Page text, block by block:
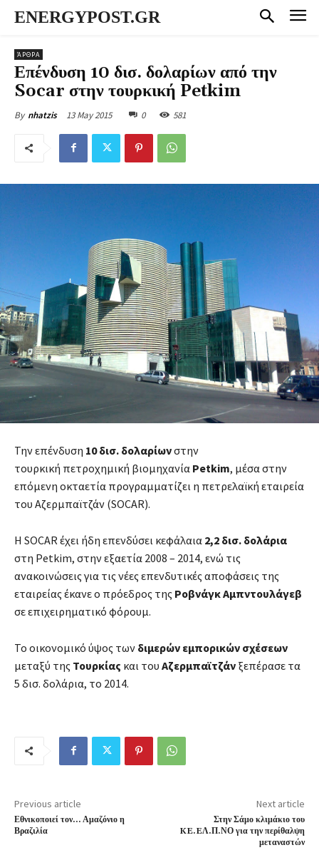
ENERGYPOST.GR
ΆΡΘΡΑ
Επένδυση 10 δισ. δολαρίων από την
Socar στην τουρκική Petkim
By nhatzis 13 May 2015 0 581
Την επένδυση 10 δισ. δολαρίωνστην
τουρκική πετροχημική βιομηχανία Petkim, μέσα στην
επόμενη οκταετία προγραμματίζει η πετρελαϊκή εταιρεία
του Αζερμπαϊτζάν (SOCAR).
Η SOCAR έχει ήδη επενδύσει κεφάλαια 2,2 δισ. δολάρια
στη Petkim, στην εξαετία 2008 – 2014, ενώ τις
ανακοινώσεις για τις νέες επενδυτικές αποφάσεις της
εταιρείας έκανε ο πρόεδρος της Ροβνάγκ Αμπντουλάγεβ
σε επιχειρηματικό φόρουμ.
Το οικονομικό ύψος των διμερών εμπορικών σχέσεων
μεταξύ της Τουρκίας και του Αζερμπαϊτζάν ξεπέρασε τα
5 δισ. δολάρια, το 2014.
Previous article
Εθνικοποιεί τον… Αμαζόνιο η
Βραζιλία
Next article
Στην Σάμο κλιμάκιο του
KE.EΛ.Π.ΝΟ για την περίθαλψη
μεταναστών